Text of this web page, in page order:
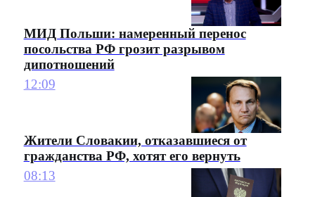
МИД Польши: намеренный перенос
посольства РФ грозит разрывом
дипотношений
12:09
Жители Словакии, отказавшиеся от
гражданства РФ, хотят его вернуть
08:13